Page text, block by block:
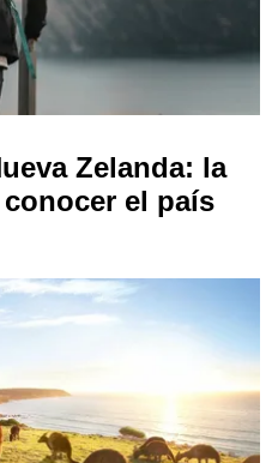
Zelanda: la
el país